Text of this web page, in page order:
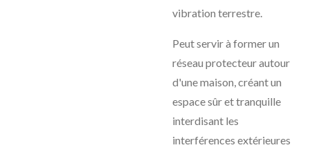
vibration terrestre.
Peut servir à former un
réseau protecteur autour
d'une maison, créant un
espace sûr et tranquille
interdisant les
interférences extérieures